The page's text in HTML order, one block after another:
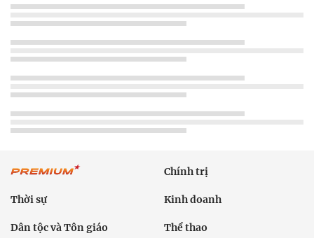
Chính trị
Thời sự Kinh doanh
Dân tộc và Tôn giáo Thể thao